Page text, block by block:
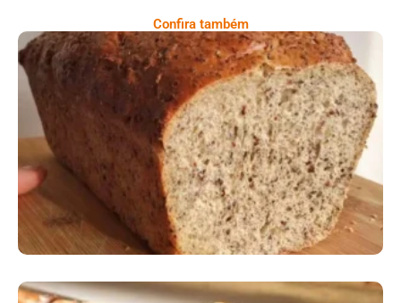
Confira também
Comer Bem: Pão Low Carb